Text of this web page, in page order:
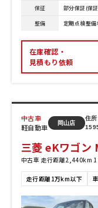
保証
部分保証(保
整備
定期点検整備
在庫確認・
見積もり依頼
中古車
軽自動車
岡山店
住
三菱 eKワゴン
中古車 走行距離2,440km
走行距離1万km以下